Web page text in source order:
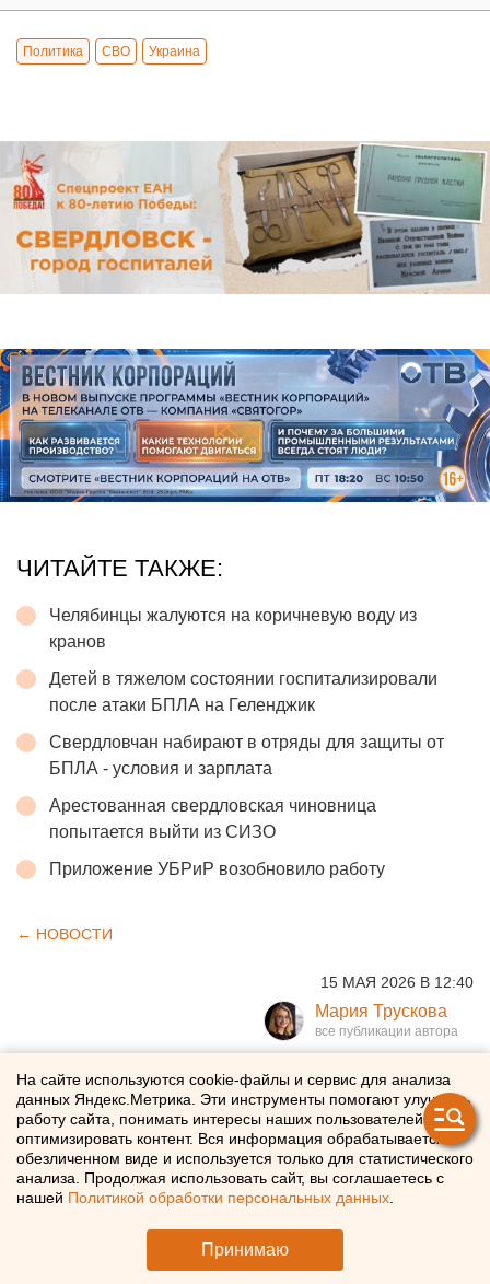
Политика СВО Украина
ЧИТАЙТЕ ТАКЖЕ:
Челябинцы жалуются на коричневую воду из
кранов
Детей в тяжелом состоянии госпитализировали
после атаки БПЛА на Геленджик
Свердловчан набирают в отряды для защиты от
БПЛА - условия и зарплата
Арестованная свердловская чиновница
попытается выйти из СИЗО
Приложение УБРиР возобновило работу
← НОВОСТИ
15 МАЯ 2026 В 12:40
Мария Трускова
Главную «цифровую»
конференцию России
обеспечили связью 5G
«МегаФон» развернул 5G накануне проведения ЦИПР
в Нижнем Новгороде
На сайте используются cookie-файлы и сервис для анализа
данных Яндекс.Метрика. Эти инструменты помогают улучшать
работу сайта, понимать интересы наших пользователей и
оптимизировать контент. Вся информация обрабатывается в
обезличенном виде и используется только для статистического
анализа. Продолжая использовать сайт, вы соглашаетесь с
нашей Политикой обработки персональных данных
Принимаю